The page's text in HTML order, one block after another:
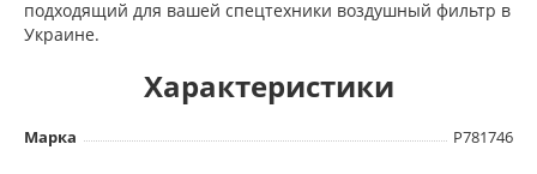
подходящий для вашей спецтехники воздушный фильтр в
Украине.
Характеристики
Марка P781746